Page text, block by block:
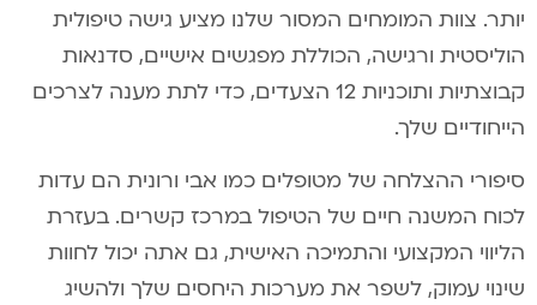
יותר. צוות המומחים המסור שלנו מציע גישה טיפולית
הוליסטית ורגישה, הכוללת מפגשים אישיים, סדנאות
קבוצתיות ותוכניות 12 הצעדים, כדי לתת מענה לצרכים
הייחודיים שלך.
סיפורי ההצלחה של מטופלים כמו אבי ורונית הם עדות
לכוח המשנה חיים של הטיפול במרכז קשרים. בעזרת
הליווי המקצועי והתמיכה האישית, גם אתה יכול לחוות
שינוי עמוק, לשפר את מערכות היחסים שלך ולהשיג